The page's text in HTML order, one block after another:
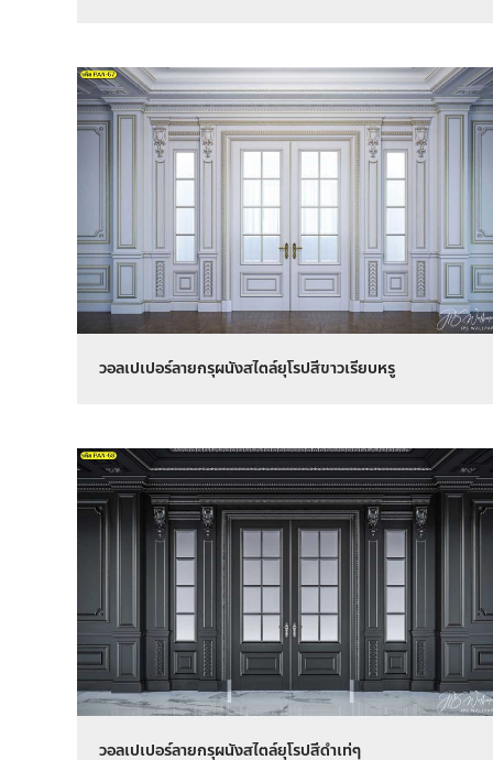
วอลเปเปอร์ลายกรุผนังสไตล์ยุโรปสีขาวเรียบหรู
วอลเปเปอร์ลายกรุผนังสไตล์ยุโรปสีดำเท่ๆ